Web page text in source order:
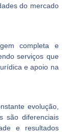
do mercado
completa e
serviços que
e apoio na
evolução,
são diferenciais
e resultados